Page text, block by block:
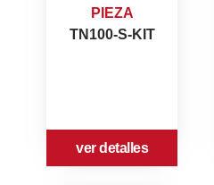
PIEZA
TN100-S-KIT
ver detalles